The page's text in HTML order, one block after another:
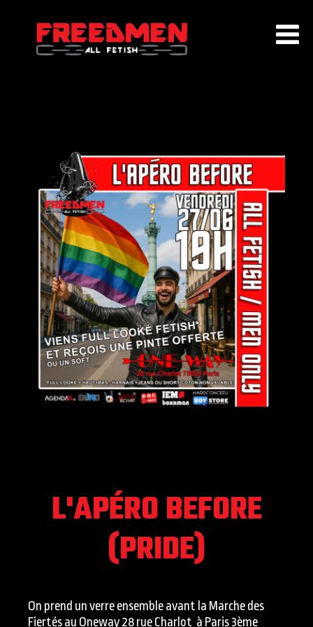
EVENEMENTS
AGENDA
ADHÉSION
PARTENAIRES
CONTACT
L'APÉRO BEFORE
(PRIDE)
On prend un verre ensemble avant la Marche des
Fiertés au Oneway 28 rue Charlot à Paris 3ème